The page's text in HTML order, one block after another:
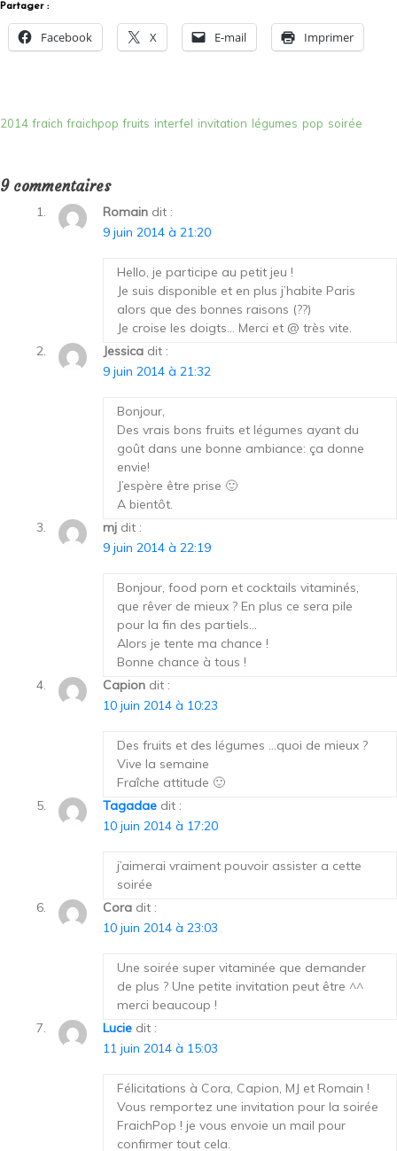
Partager :
Facebook X E-mail Imprimer
2014 fraich fraichpop fruits interfel invitation légumes pop soirée
9 commentaires
Romain dit :
9 juin 2014 à 21:20
Hello, je participe au petit jeu !
Je suis disponible et en plus j’habite Paris
alors que des bonnes raisons (??)
Je croise les doigts… Merci et @ très vite.
Jessica dit :
9 juin 2014 à 21:32
Bonjour,
Des vrais bons fruits et légumes ayant du
goût dans une bonne ambiance: ça donne
envie!
J’espère être prise 🙂
A bientôt.
mj dit :
9 juin 2014 à 22:19
Bonjour, food porn et cocktails vitaminés,
que rêver de mieux ? En plus ce sera pile
pour la fin des partiels…
Alors je tente ma chance !
Bonne chance à tous !
Capion dit :
10 juin 2014 à 10:23
Des fruits et des légumes …quoi de mieux ?
Vive la semaine
Fraîche attitude 🙂
Tagadae dit :
10 juin 2014 à 17:20
j’aimerai vraiment pouvoir assister a cette
soirée
Cora dit :
10 juin 2014 à 23:03
Une soirée super vitaminée que demander
de plus ? Une petite invitation peut être ^^
merci beaucoup !
Lucie dit :
11 juin 2014 à 15:03
Félicitations à Cora, Capion, MJ et Romain !
Vous remportez une invitation pour la soirée
FraichPop ! je vous envoie un mail pour
confirmer tout cela.